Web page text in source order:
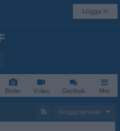
Logga in
Bilder Video Gästbok Mer
Gruppnyheter